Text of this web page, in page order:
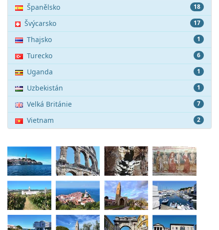
18
Španělsko
17
Švýcarsko
1
Thajsko
6
Turecko
1
Uganda
1
Uzbekistán
7
Velká Británie
2
Vietnam